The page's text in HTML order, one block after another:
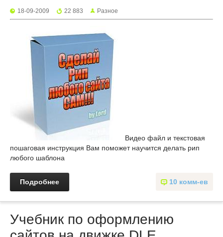
18-09-2009 22 883 Разное
Видео файл и текстовая
пошаговая инструкция Вам поможет научится делать рип
любого шаблона
10 комм-ев
Подробнее
Учебник по оформлению